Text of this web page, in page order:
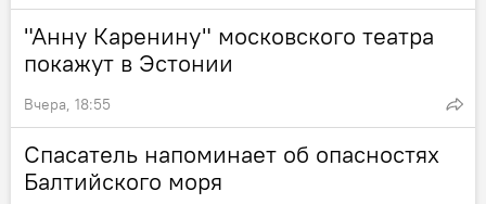
"Анну Каренину" московского театра
покажут в Эстонии
Вчера, 18:55
Спасатель напоминает об опасностях
Балтийского моря